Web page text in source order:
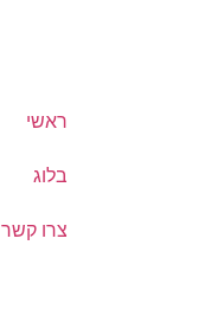
ראשי
בלוג
צרו קשר